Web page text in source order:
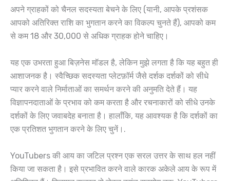
अपने ग्राहकों को चैनल सदस्यता बेचने के लिए (यानी, आपके प्रशंसक
आपको अतिरिक्त राशि का भुगतान करने का विकल्प चुनते हैं), आपको कम
से कम 18 और 30,000 से अधिक ग्राहक होने चाहिए।
यह एक उभरता हुआ बिज़नेस मॉडल है, लेकिन मुझे लगता है कि यह बहुत ही
आशाजनक है। स्वैच्छिक सदस्यता प्लेटफ़ॉर्म जैसे दर्शक दर्शकों को सीधे
प्यार करने वाले निर्माताओं का समर्थन करने की अनुमति देते हैं। यह
विज्ञापनदाताओं के प्रभाव को कम करता है और रचनाकारों को सीधे उनके
दर्शकों के लिए जवाबदेह बनाता है। हालाँकि, यह आवश्यक है कि दर्शकों का
एक प्रतिशत भुगतान करने के लिए चुनें।.
YouTubers की आय का जटिल प्रश्न एक सरल उत्तर के साथ हल नहीं
किया जा सकता है। इसे प्रभावित करने वाले कारक अकेले आय के रूप में